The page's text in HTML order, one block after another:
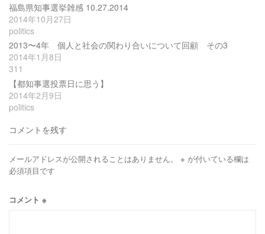
福島県知事選挙雑感 10.27.2014
2014年10月27日
politics
2013〜4年 個人と社会の関わり合いについて回顧 その3
2014年1月8日
311
【都知事選投票日に思う】
2014年2月9日
politics
コメントを残す
メールアドレスが公開されることはありません。 ※ が付いている欄は
必須項目です
コメント ※